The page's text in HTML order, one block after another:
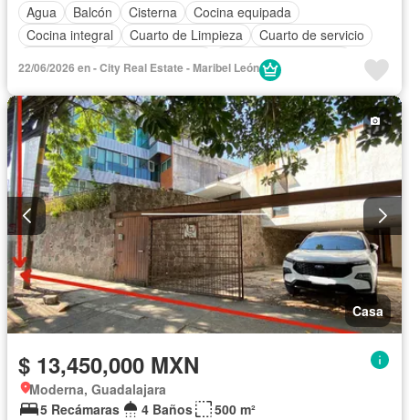
Agua
Balcón Cisterna
Cocina equipada
Cocina integral
Cuarto de Limpieza
Cuarto de servicio
Recámara con closet
Sala polivalente Sin amueblar
22/06/2026 en - City Real Estate - Maribel León
Casa
$ 13,450,000 MXN
Moderna, Guadalajara
5 Recámaras
4 Baños
500 m²